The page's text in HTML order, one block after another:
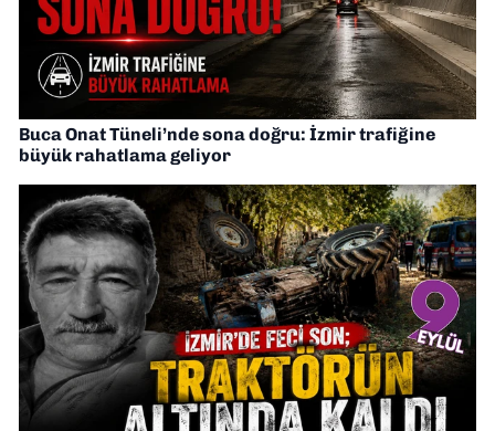
Buca Onat Tüneli’nde sona doğru: İzmir trafiğine
büyük rahatlama geliyor